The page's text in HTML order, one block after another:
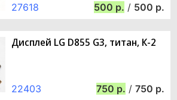
27618 500 / 500
Дисплей LG D855 G3, титан, К-2
22403 750 / 750